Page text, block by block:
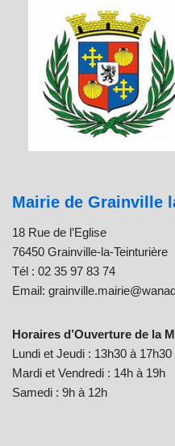
Mairie de Grainville
18 Rue de l’Eglise
76450 Grainville-la-Teinturière
Tél : 02 35 97 83 74
Email:
Horaires d’Ouverture de la
Lundi et Jeudi : 13h30 à 17h30
Mardi et Vendredi : 14h à 19h
Samedi : 9h à 12h